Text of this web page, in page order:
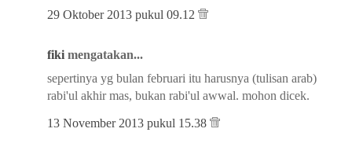
29 Oktober 2013 pukul 09.12
fiki mengatakan...
sepertinya yg bulan februari itu harusnya (tulisan arab)
rabi'ul akhir mas, bukan rabi'ul awwal. mohon dicek.
13 November 2013 pukul 15.38